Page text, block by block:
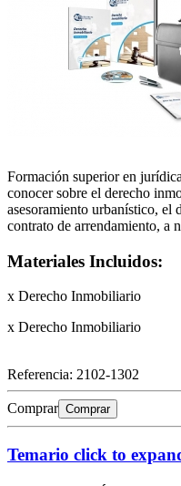
Formación superior en
conocer sobre el derecho
asesoramiento urbanístico,
contrato de arrendamiento, a
Materiales Incluidos:
x Derecho Inmobiliario
x Derecho Inmobiliario
Referencia: 2102-1302
Comprar Comprar
Temario click to